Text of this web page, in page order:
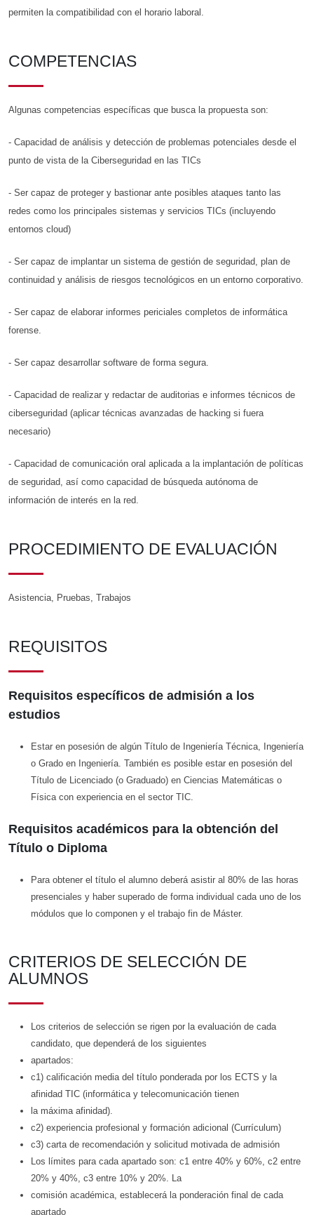
permiten la compatibilidad con el horario laboral.
COMPETENCIAS
Algunas competencias específicas que busca la propuesta son:
- Capacidad de análisis y detección de problemas potenciales desde el
punto de vista de la Ciberseguridad en las TICs
- Ser capaz de proteger y bastionar ante posibles ataques tanto las
redes como los principales sistemas y servicios TICs (incluyendo
entornos cloud)
- Ser capaz de implantar un sistema de gestión de seguridad, plan de
continuidad y análisis de riesgos tecnológicos en un entorno corporativo.
- Ser capaz de elaborar informes periciales completos de informática
forense.
- Ser capaz desarrollar software de forma segura.
- Capacidad de realizar y redactar de auditorias e informes técnicos de
ciberseguridad (aplicar técnicas avanzadas de hacking si fuera
necesario)
- Capacidad de comunicación oral aplicada a la implantación de políticas
de seguridad, así como capacidad de búsqueda autónoma de
información de interés en la red.
PROCEDIMIENTO DE EVALUACIÓN
Asistencia, Pruebas, Trabajos
REQUISITOS
Requisitos específicos de admisión a los
estudios
Estar en posesión de algún Título de Ingeniería Técnica, Ingeniería
o Grado en Ingeniería. También es posible estar en posesión del
Título de Licenciado (o Graduado) en Ciencias Matemáticas o
Física con experiencia en el sector TIC.
Requisitos académicos para la obtención del
Título o Diploma
Para obtener el título el alumno deberá asistir al 80% de las horas
presenciales y haber superado de forma individual cada uno de los
módulos que lo componen y el trabajo fin de Máster.
CRITERIOS DE SELECCIÓN DE
ALUMNOS
Los criterios de selección se rigen por la evaluación de cada
candidato, que dependerá de los siguientes
apartados:
c1) calificación media del título ponderada por los ECTS y la
afinidad TIC (informática y telecomunicación tienen
la máxima afinidad).
c2) experiencia profesional y formación adicional (Currículum)
c3) carta de recomendación y solicitud motivada de admisión
Los límites para cada apartado son: c1 entre 40% y 60%, c2 entre
20% y 40%, c3 entre 10% y 20%. La
comisión académica, establecerá la ponderación final de cada
apartado